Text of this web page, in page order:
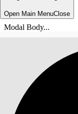
Open Main MenuClose
Modal Body...